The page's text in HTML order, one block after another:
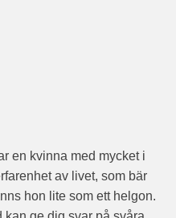
en kvinna med mycket i
av livet, som bär
hon lite som ett helgon.